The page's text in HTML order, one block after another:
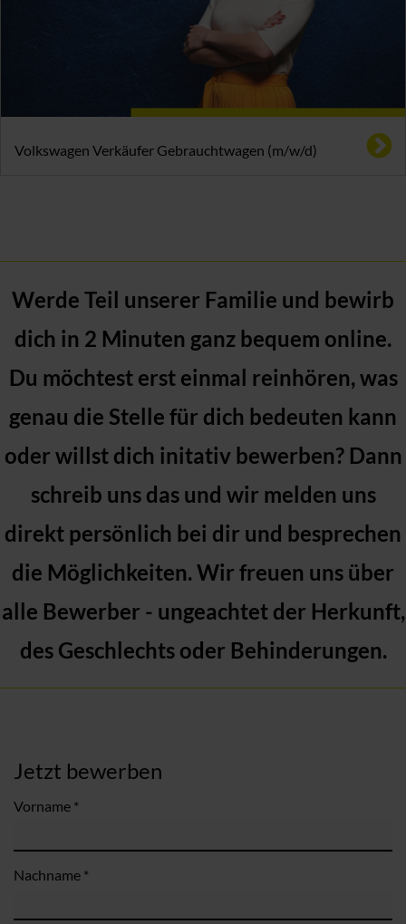
Volkswagen Verkäufer Gebrauchtwagen (m/w/d)
Werde Teil unserer Familie und bewirb
dich in 2 Minuten ganz bequem online.
Du möchtest erst einmal reinhören, was
genau die Stelle für dich bedeuten kann
oder willst dich initativ bewerben? Dann
schreib uns das und wir melden uns
direkt persönlich bei dir und besprechen
die Möglichkeiten. Wir freuen uns über
alle Bewerber - ungeachtet der Herkunft,
des Geschlechts oder Behinderungen.
Jetzt bewerben
Vorname *
Nachname *